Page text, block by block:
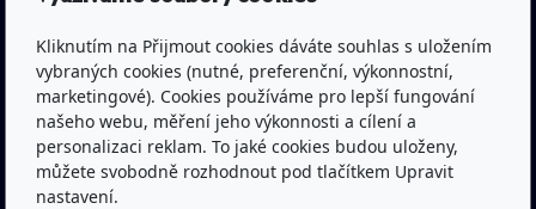
u Krajského soudu v Hradci Králové
Bankovní spojení: Česká spořitelna a.s.
(pobočka Trutnov)
Č.ú.: 1300332319/0800
Kliknutím na Přijmout cookies dáváte souhlas s uložením
vybraných cookies (nutné, preferenční, výkonnostní,
marketingové). Cookies používáme pro lepší fungování
našeho webu, měření jeho výkonnosti a cílení a
personalizaci reklam. To jaké cookies budou uloženy,
můžete svobodně rozhodnout pod tlačítkem Upravit
nastavení.